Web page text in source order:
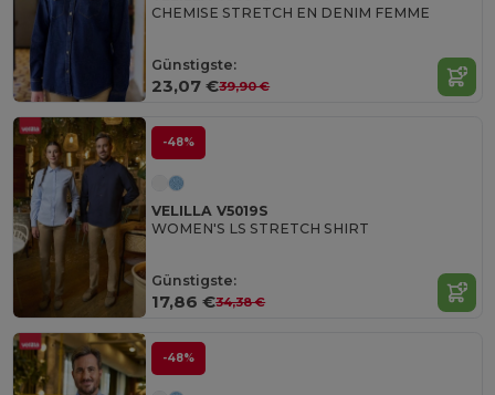
CHEMISE STRETCH EN DENIM FEMME
Günstigste:
23,07 €39,90 €
-48%
VELILLA V5019S
WOMEN'S LS STRETCH SHIRT
Günstigste:
17,86 €34,38 €
-48%